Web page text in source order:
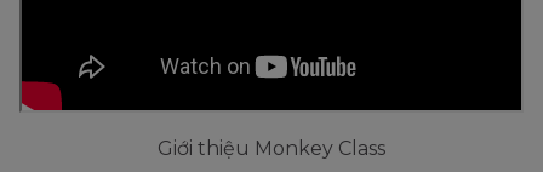
Giới thiệu Monkey Class